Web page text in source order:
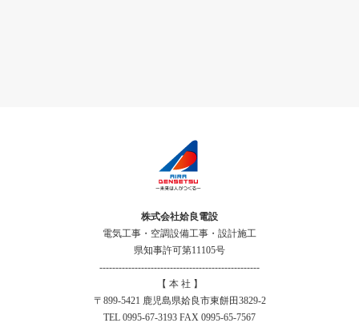
株式会社姶良電設
電気工事・空調設備工事・設計施工
県知事許可第11105号
--------------------------------------------------
【 本 社 】
〒899-5421 鹿児島県姶良市東餅田3829-2
TEL 0995-67-3193 FAX 0995-65-7567